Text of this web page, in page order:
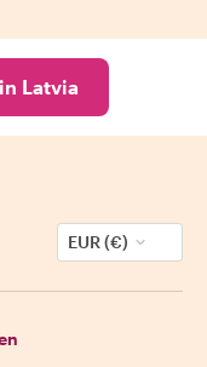
Latvia
EUR (€)